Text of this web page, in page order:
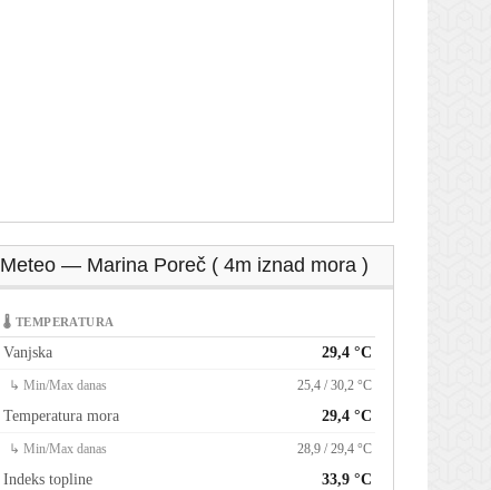
Meteo — Marina Poreč ( 4m iznad mora )
🌡 TEMPERATURA
Vanjska 29,4 °C
↳ Min/Max danas 25,4 / 30,2 °C
Temperatura mora 29,4 °C
↳ Min/Max danas 28,9 / 29,4 °C
Indeks topline
33,9 °C